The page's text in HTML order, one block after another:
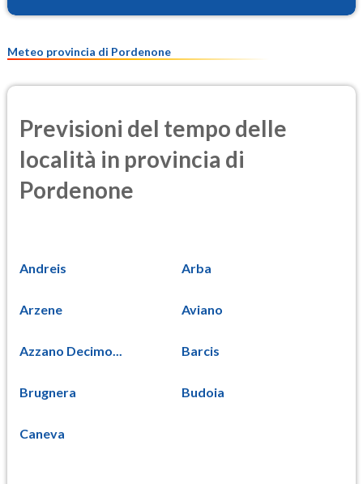
Meteo provincia di Pordenone
Previsioni del tempo delle
località in provincia di
Pordenone
Andreis Arba
Arzene Aviano
Azzano Decimo... Barcis
Brugnera Budoia
Caneva